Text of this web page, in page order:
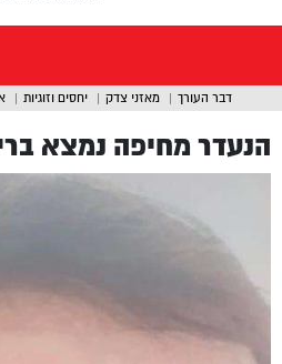
דבר העורך מאזני צדק יחסים וזוגיות
הנעדר מחיפה נמצא